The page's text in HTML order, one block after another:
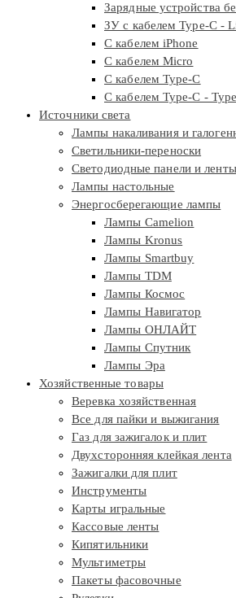
Зарядные устройства
ЗУ с кабелем Type-C -
С кабелем iPhone
С кабелем Micro
С кабелем Type-C
С кабелем Type-C -
Источники света
Лампы накаливания и
Светильники-переноски
Светодиодные панели и ленты
Лампы настольные
Энергосберегающие лампы
Лампы Camelion
Лампы Kronus
Лампы Smartbuy
Лампы TDM
Лампы Космос
Лампы Навигатор
Лампы ОНЛАЙТ
Лампы Спутник
Лампы Эра
Хозяйственные товары
Веревка хозяйственная
Все для пайки и выжигания
Газ для зажигалок и плит
Двухсторонняя клейкая лента
Зажигалки для плит
Инструменты
Карты игральные
Кассовые ленты
Кипятильники
Мультиметры
Пакеты фасовочные